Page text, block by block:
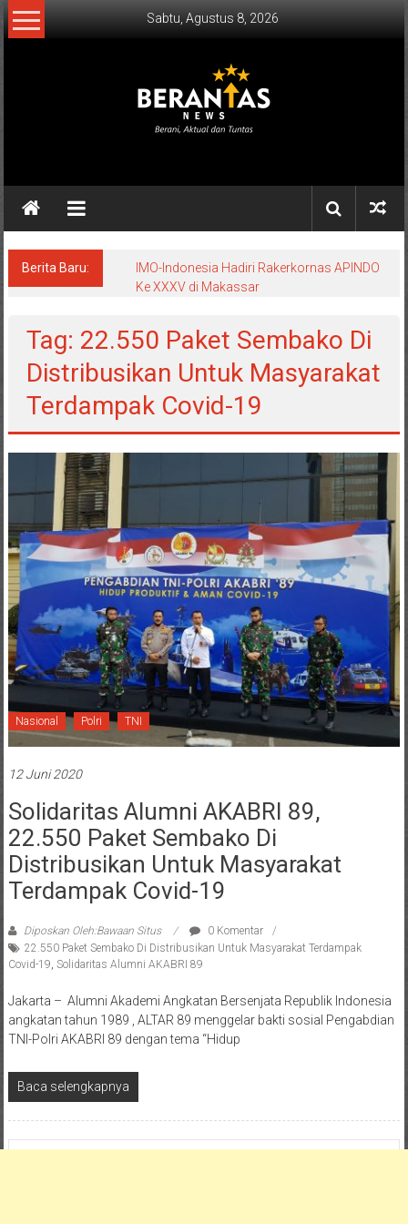
Lompat
ke
Sabtu, Agustus 8, 2026
NEWS
Aktual
Tuntas.
Berita Baru:
IMO-Indonesia Hadiri Rakerkornas APINDO
Ke XXXV di Makassar
Tag: 22.550 Paket Sembako Di
Distribusikan Untuk Masyarakat
Terdampak Covid-19
Nasional Polri TNI
12 Juni 2020
Solidaritas Alumni AKABRI 89,
22.550 Paket Sembako Di
Distribusikan Untuk Masyarakat
Terdampak Covid-19
Diposkan Oleh:Bawaan Situs
0 Komentar
22.550 Paket Sembako Di Distribusikan Untuk Masyarakat Terdampak
Covid-19, Solidaritas Alumni AKABRI 89
Jakarta – Alumni Akademi Angkatan Bersenjata Republik Indonesia
angkatan tahun 1989 , ALTAR 89 menggelar bakti sosial Pengabdian
TNI-Polri AKABRI 89 dengan tema “Hidup
Baca selengkapnya